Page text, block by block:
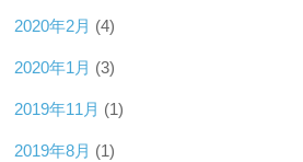
2020年2月 (4)
2020年1月 (3)
2019年11月 (1)
2019年8月 (1)